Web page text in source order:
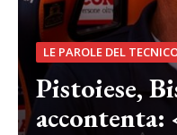
LE PAROLE DEL
Pistoiese,
accontenta: